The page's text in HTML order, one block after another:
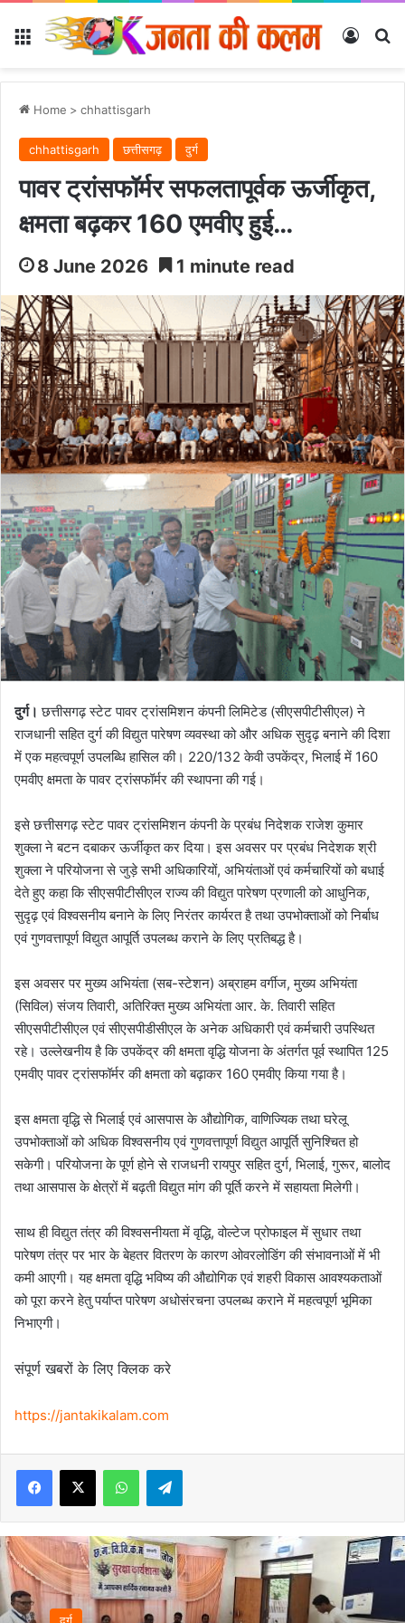
Menu Log In
Home > chhattisgarh
chhattisgarh छत्तीसगढ़ दुर्ग
पावर ट्रांसफॉर्मर सफलतापूर्वक ऊर्जीकृत,
क्षमता बढ़कर 160 एमवीए हुई…
8 June 2026 1 minute read
दुर्ग। छत्तीसगढ़ स्टेट पावर ट्रांसमिशन कंपनी लिमिटेड (सीएसपीटीसीएल) ने
राजधानी सहित दुर्ग की विद्युत पारेषण व्यवस्था को और अधिक सुदृढ़ बनाने की दिशा
में एक महत्वपूर्ण उपलब्धि हासिल की। 220/132 केवी उपकेंद्र, भिलाई में 160
एमवीए क्षमता के पावर ट्रांसफॉर्मर की स्थापना की गई।
इसे छत्तीसगढ़ स्टेट पावर ट्रांसमिशन कंपनी के प्रबंध निदेशक राजेश कुमार
शुक्ला ने बटन दबाकर ऊर्जीकृत कर दिया। इस अवसर पर प्रबंध निदेशक श्री
शुक्ला ने परियोजना से जुड़े सभी अधिकारियों, अभियंताओं एवं कर्मचारियों को बधाई
देते हुए कहा कि सीएसपीटीसीएल राज्य की विद्युत पारेषण प्रणाली को आधुनिक,
सुदृढ़ एवं विश्वसनीय बनाने के लिए निरंतर कार्यरत है तथा उपभोक्ताओं को निर्बाध
एवं गुणवत्तापूर्ण विद्युत आपूर्ति उपलब्ध कराने के लिए प्रतिबद्ध है।
इस अवसर पर मुख्य अभियंता (सब-स्टेशन) अब्राहम वर्गीज, मुख्य अभियंता
(सिविल) संजय तिवारी, अतिरिक्त मुख्य अभियंता आर. के. तिवारी सहित
सीएसपीटीसीएल एवं सीएसपीडीसीएल के अनेक अधिकारी एवं कर्मचारी उपस्थित
रहे। उल्लेखनीय है कि उपकेंद्र की क्षमता वृद्धि योजना के अंतर्गत पूर्व स्थापित 125
एमवीए पावर ट्रांसफॉर्मर की क्षमता को बढ़ाकर 160 एमवीए किया गया है।
इस क्षमता वृद्धि से भिलाई एवं आसपास के औद्योगिक, वाणिज्यिक तथा घरेलू
उपभोक्ताओं को अधिक विश्वसनीय एवं गुणवत्तापूर्ण विद्युत आपूर्ति सुनिश्चित हो
सकेगी। परियोजना के पूर्ण होने से राजधनी रायपुर सहित दुर्ग, भिलाई, गुरूर, बालोद
तथा आसपास के क्षेत्रों में बढ़ती विद्युत मांग की पूर्ति करने में सहायता मिलेगी।
साथ ही विद्युत तंत्र की विश्वसनीयता में वृद्धि, वोल्टेज प्रोफाइल में सुधार तथा
पारेषण तंत्र पर भार के बेहतर वितरण के कारण ओवरलोडिंग की संभावनाओं में भी
कमी आएगी। यह क्षमता वृद्धि भविष्य की औद्योगिक एवं शहरी विकास आवश्यकताओं
को पूरा करने हेतु पर्याप्त पारेषण अधोसंरचना उपलब्ध कराने में महत्वपूर्ण भूमिका
निभाएगी।
संपूर्ण खबरों के लिए क्लिक करे
https://jantakikalam.com
Facebook
X WhatsAppTelegram
दुर्ग